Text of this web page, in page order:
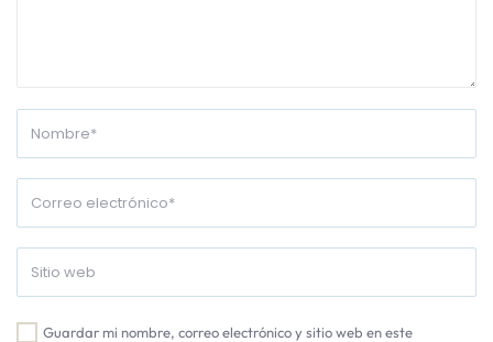
Guardar mi nombre, correo electrónico y sitio web en este